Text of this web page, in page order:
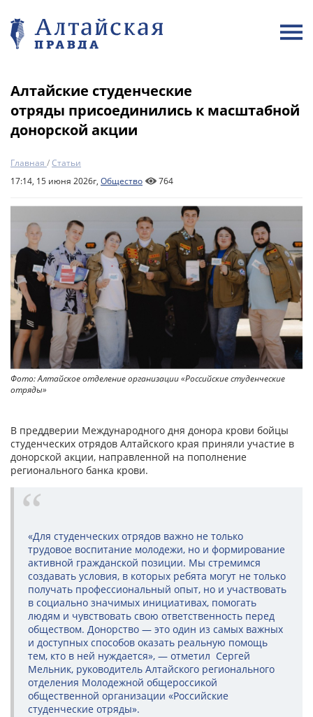
Алтайские студенческие
отряды присоединились к масштабной
донорской акции
Главная /Статьи
17:14, 15 июня 2026г, Общество 764
Фото: Алтайское отделение организации «Российские студенческие
отряды»
В преддверии Международного дня донора крови бойцы
студенческих отрядов Алтайского края приняли участие в
донорской акции, направленной на пополнение
регионального банка крови.
«Для студенческих отрядов важно не только
трудовое воспитание молодежи, но и формирование
активной гражданской позиции. Мы стремимся
создавать условия, в которых ребята могут не только
получать профессиональный опыт, но и участвовать
в социально значимых инициативах, помогать
людям и чувствовать свою ответственность перед
обществом. Донорство — это один из самых важных
и доступных способов оказать реальную помощь
тем, кто в ней нуждается», — отметил Сергей
Мельник, руководитель Алтайского регионального
отделения Молодежной общероссикой
общественной организации «Российские
студенческие отряды».